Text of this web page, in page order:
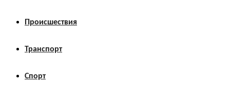
Происшествия
Транспорт
Спорт